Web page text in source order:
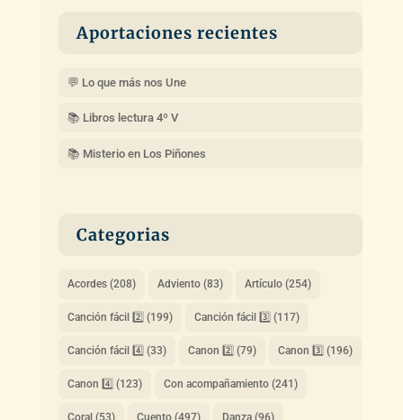
Aportaciones recientes
💬 Lo que más nos Une
📚 Libros lectura 4º V
📚 Misterio en Los Piñones
Categorias
Acordes(208) Adviento(83) Artículo(254)
Canción fácil 2️⃣ (199) Canción fácil 3️⃣ (117)
Canción fácil 4️⃣ (33) Canon 2️⃣ (79) Canon 3️⃣ (196)
Canon 4️⃣ (123) Con acompañamiento(241)
Coral(53) Cuento(497) Danza(96)